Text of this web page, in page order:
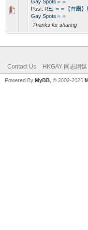
Gay Spots＝＝
Post: RE: ＝＝【首爾
Gay Spots＝＝
Thanks for sharing
Contact Us HKGAY 同志網
Powered By MyBB , © 2002-2026